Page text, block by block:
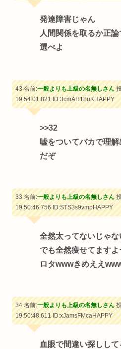
発達障害じゃん
人間関係を取るか正
選べよ
43 名前:一般よりも上級の名無しさん
19:54:01.821ID:3cmAH18uKHAPPY
>>32
嘘をついてバカで理
だぞ
33 名前:一般よりも上級の名無しさん
19:50:46.756ID:STS3s9vmpHAPPY
全然太ってないじゃ
でも全然痩せてます
ロタwwwきめええ
34 名前:一般よりも上級の名無しさん
19:50:48.611ID:xJamsFMcaHAPPY
血眼で間違い探しし